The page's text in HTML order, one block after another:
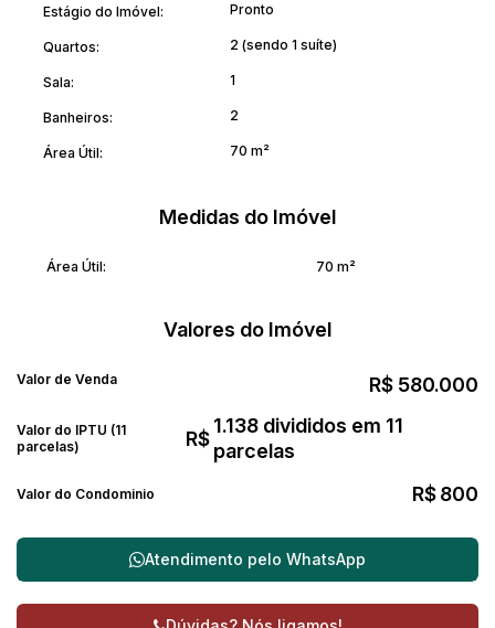
Estágio do Imóvel: Pronto
Quartos: 2 (sendo 1 suíte)
Sala: 1
Banheiros: 2
Área Útil: 70 m²
Medidas do Imóvel
Área Útil: 70 m²
Valores do Imóvel
R$ 580.000
Valor de Venda
Valor do IPTU (11
parcelas)
R$
1.138 divididos em 11
parcelas
Valor do Condominio R$800
Atendimento pelo WhatsApp